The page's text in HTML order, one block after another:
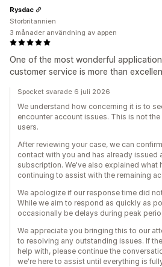
One of the most wonderful
customer service is more than
Rysdac
Storbritannien
3 månader användning av appen
Spocket svarade 6 juli 2026
We understand how concerning it is to
encounter account issues. This is not
users.
After reviewing your case, we can
contact with you and has already issued
subscription. We've also explained what
continuing to assist with the remaining
We apologize if our response time did
While we aim to respond as quickly as
occasionally be delays during peak
We appreciate you bringing this to our
to resolving any outstanding issues. If
help with, please continue the
we're here to assist until everything is